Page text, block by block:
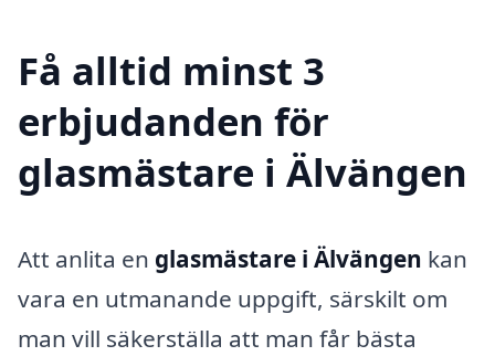
Få alltid minst 3
erbjudanden för
glasmästare i Älvängen
Att anlita en glasmästare i Älvängen kan
vara en utmanande uppgift, särskilt om
man vill säkerställa att man får bästa